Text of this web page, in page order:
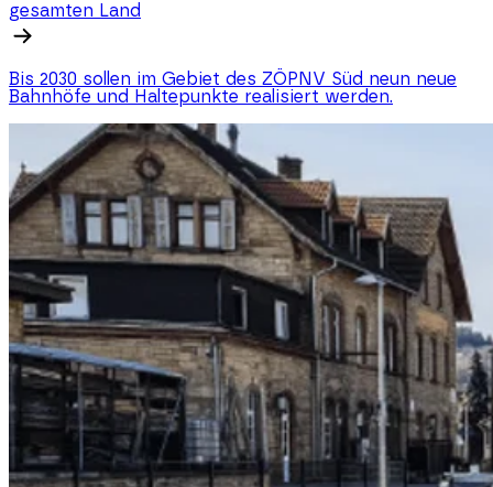
gesamten Land
Bis 2030 sollen im Gebiet des ZÖPNV Süd neun neue
Bahnhöfe und Haltepunkte realisiert werden.